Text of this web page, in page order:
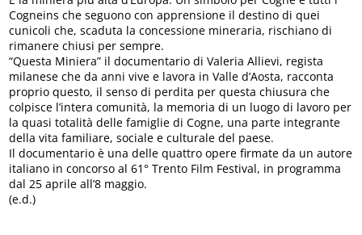
Cogneins che seguono con apprensione il destino di quei
cunicoli che, scaduta la concessione mineraria, rischiano di
rimanere chiusi per sempre.
“Questa Miniera” il documentario di Valeria Allievi, regista
milanese che da anni vive e lavora in Valle d’Aosta, racconta
proprio questo, il senso di perdita per questa chiusura che
colpisce l’intera comunità, la memoria di un luogo di lavoro per
la quasi totalità delle famiglie di Cogne, una parte integrante
della vita familiare, sociale e culturale del paese.
Il documentario è una delle quattro opere firmate da un autore
italiano in concorso al 61° Trento Film Festival, in programma
dal 25 aprile all’8 maggio.
(e.d.)